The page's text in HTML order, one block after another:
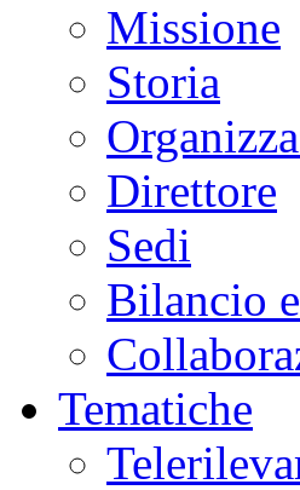
Missione
Storia
Direttore
Sedi
Bilancio
Tematiche